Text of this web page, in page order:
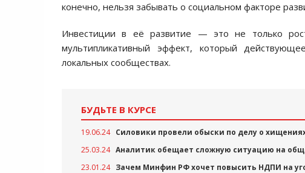
конечно, нельзя забывать о социальном факторе
Инвестиции в её развитие — это не только
мультипликативный эффект, который
локальных сообществах.
БУДЬТЕ В КУРСЕ
19.06.24 Силовики провели обыски по делу о
25.03.24 Аналитик обещает сложную ситуацию на
23.01.24 Зачем Минфин РФ хочет повысить НДПИ на